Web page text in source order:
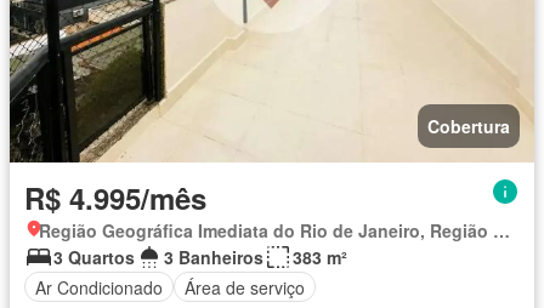
Cobertura
R$ 4.995/mês
Região Geográfica Imediata do Rio de Janeiro, Região Metropolitana do Rio de Janeiro
3 Quartos
3 Banheiros
383 m²
Ar Condicionado
Área de serviço